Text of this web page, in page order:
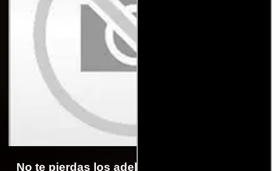
No te pierdas los adelantos de la Fase 3 de